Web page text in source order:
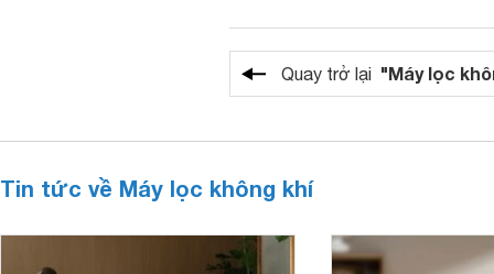
Quay trở lại "Máy lọc
Tin tức về Máy lọc không khí